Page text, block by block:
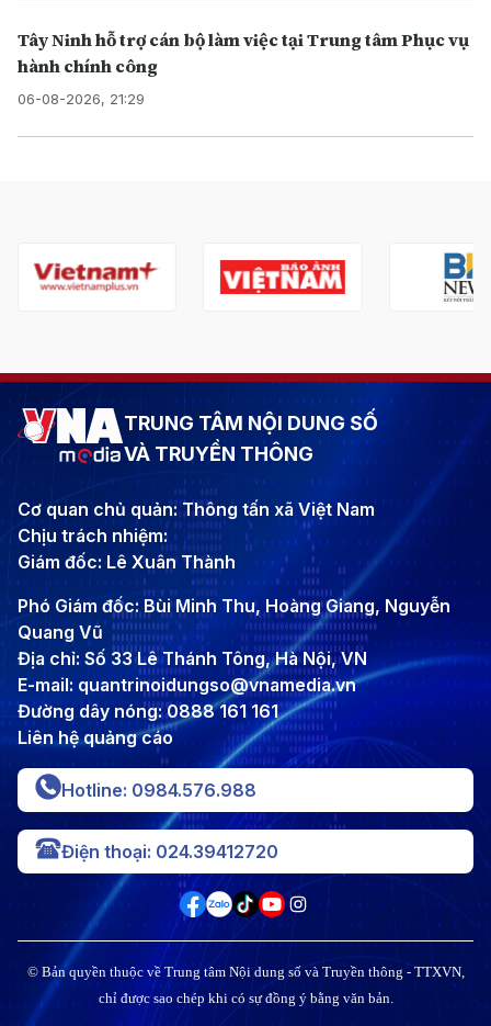
Tây Ninh hỗ trợ cán bộ làm việc tại Trung tâm Phục vụ
hành chính công
06-08-2026, 21:29
TRUNG TÂM NỘI DUNG SỐ
VÀ TRUYỀN THÔNG
Cơ quan chủ quản: Thông tấn xã Việt Nam
Chịu trách nhiệm:
Giám đốc: Lê Xuân Thành
Phó Giám đốc: Bùi Minh Thu, Hoàng Giang, Nguyễn
Quang Vũ
Địa chỉ: Số 33 Lê Thánh Tông, Hà Nội, VN
E-mail: quantrinoidungso@vnamedia.vn
Đường dây nóng: 0888 161 161
Liên hệ quảng cáo
Hotline: 0984.576.988
Điện thoại: 024.39412720
© Bản quyền thuộc về Trung tâm Nội dung số và Truyền thông - TTXVN,
chỉ được sao chép khi có sự đồng ý bằng văn bản.